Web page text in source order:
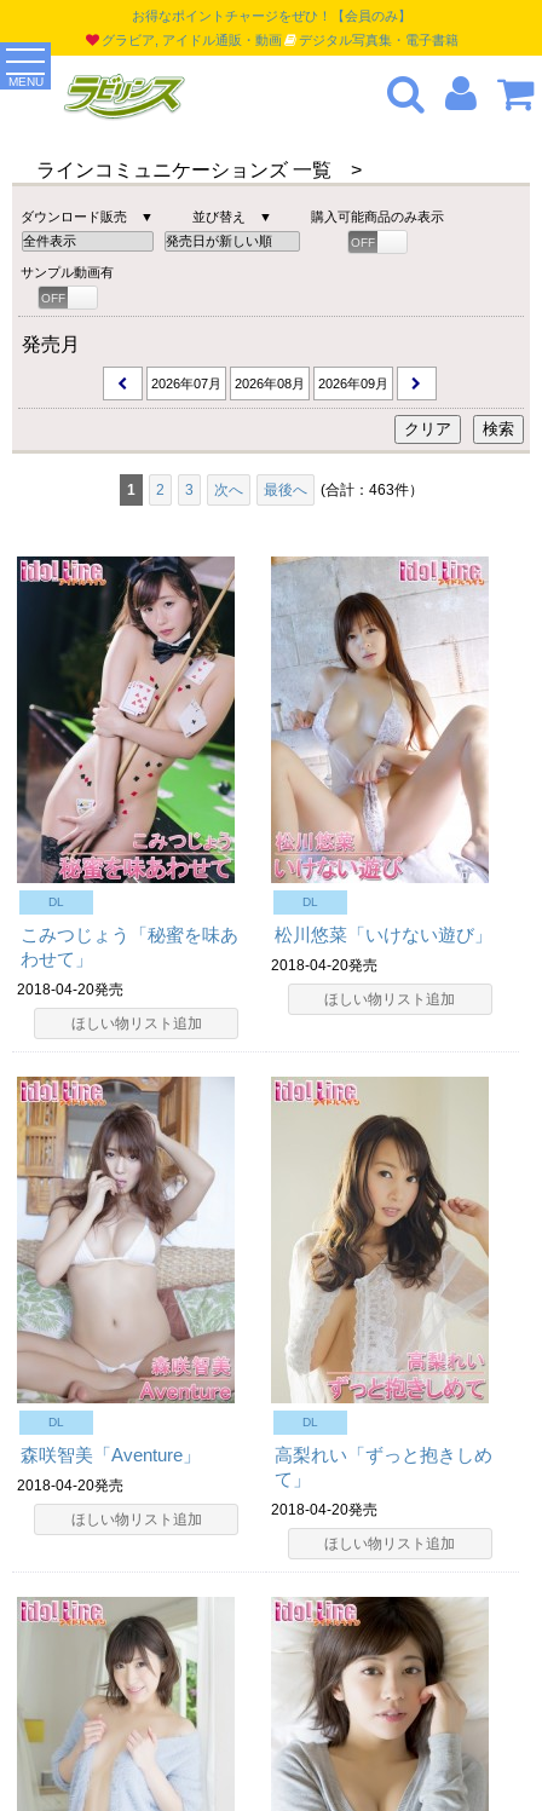
MENU
お得なポイントチャージをぜひ！【会員のみ】
グラビア, アイドル通販・動画
デジタル写真集・電子書籍
ラインコミュニケーションズ 一覧 >
ダウンロード販売 ▼ 並び替え ▼ 購入可能商品のみ表示
OFF
サンプル動画有
OFF
発売月
2026年07月 2026年08月 2026年09月
1 2 3 次へ 最後へ (合計：463件）
DL
こみつじょう「秘蜜を味あ
わせて」
2018-04-20発売
ほしい物リスト追加
DL
松川悠菜「いけない遊び」
2018-04-20発売
ほしい物リスト追加
DL
森咲智美「Aventure」
2018-04-20発売
ほしい物リスト追加
DL
高梨れい「ずっと抱きしめ
て」
2018-04-20発売
ほしい物リスト追加